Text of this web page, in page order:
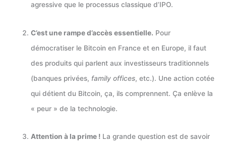
agressive que le processus classique d’IPO.
C’est une rampe d’accès essentielle. Pour
démocratiser le Bitcoin en France et en Europe, il faut
des produits qui parlent aux investisseurs traditionnels
(banques privées, family offices, etc.). Une action cotée
qui détient du Bitcoin, ça, ils comprennent. Ça enlève la
« peur » de la technologie.
Attention à la prime ! La grande question est de savoir